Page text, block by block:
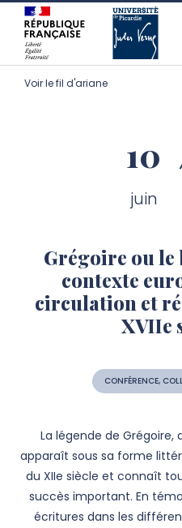
Aller à l’entête de page
Aller au menu principale
Aller au contenu principal
Aller à la recherche
Passer aux cookies
Aller au pied de page
Voir le fil d'ariane
10
juin
Grégoire ou le
contexte
circulation et
XVIIe
CONFÉRENCE,
La légende de Grégoire,
apparaît sous sa forme
du XIIe siècle et connaît
succès important. En
écritures dans les